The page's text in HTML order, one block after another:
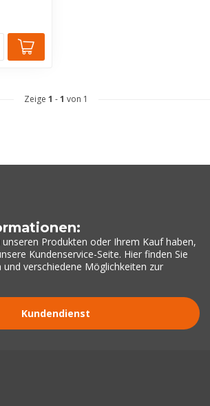
Zeige 1 -1 von 1
unseren Produkten oder Ihrem Kauf haben,
Kundenservice-Seite. Hier finden Sie
verschiedene Möglichkeiten zur
Kundendienst